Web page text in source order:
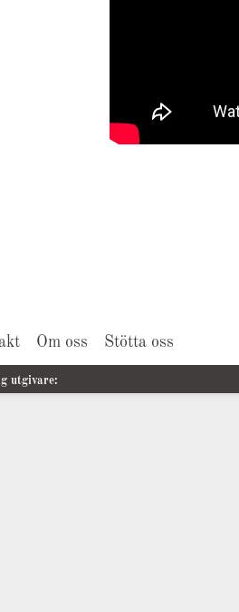
Om oss Stötta oss
utgivare: